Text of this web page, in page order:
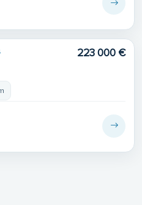
223 000 €